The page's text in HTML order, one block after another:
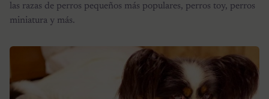
las razas de perros pequeños más populares, perros toy, perros
miniatura y más.